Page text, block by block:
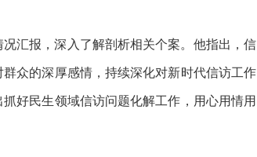
汇报，深入了解剖析相关个案。他指出，信
众的深厚感情，持续深化对新时代信访工作
好民生领域信访问题化解工作，用心用情用